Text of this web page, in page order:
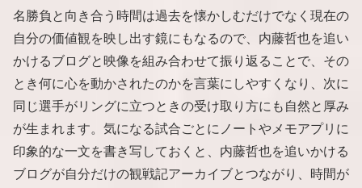
名勝負と向き合う時間は過去を懐かしむだけでなく現在の
自分の価値観を映し出す鏡にもなるので、内藤哲也を追い
かけるブログと映像を組み合わせて振り返ることで、その
とき何に心を動かされたのかを言葉にしやすくなり、次に
同じ選手がリングに立つときの受け取り方にも自然と厚み
が生まれます。気になる試合ごとにノートやメモアプリに
印象的な一文を書き写しておくと、内藤哲也を追いかける
ブログが自分だけの観戦記アーカイブとつながり、時間が